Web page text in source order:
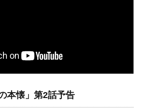
本懐」第2話予告